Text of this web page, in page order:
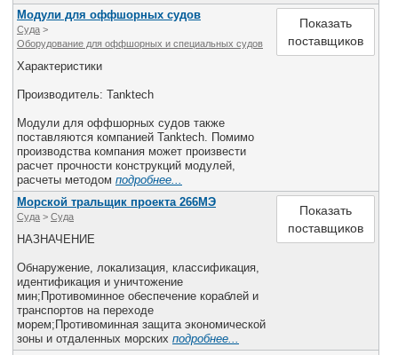
Модули для оффшорных судов
Суда >
Оборудование для оффшорных и специальных судов
Характеристики
Производитель: Tanktech
Модули для оффшорных судов также
поставляются компанией Tanktech. Помимо
производства компания может произвести
расчет прочности конструкций модулей,
расчеты методом подробнее...
Показать
поставщиков
Морской тральщик проекта 266МЭ
Суда > Cуда
НАЗНАЧЕНИЕ
Обнаружение, локализация, классификация,
идентификация и уничтожение
мин;Противоминное обеспечение кораблей и
транспортов на переходе
морем;Противоминная защита экономической
зоны и отдаленных морских подробнее...
Показать
поставщиков